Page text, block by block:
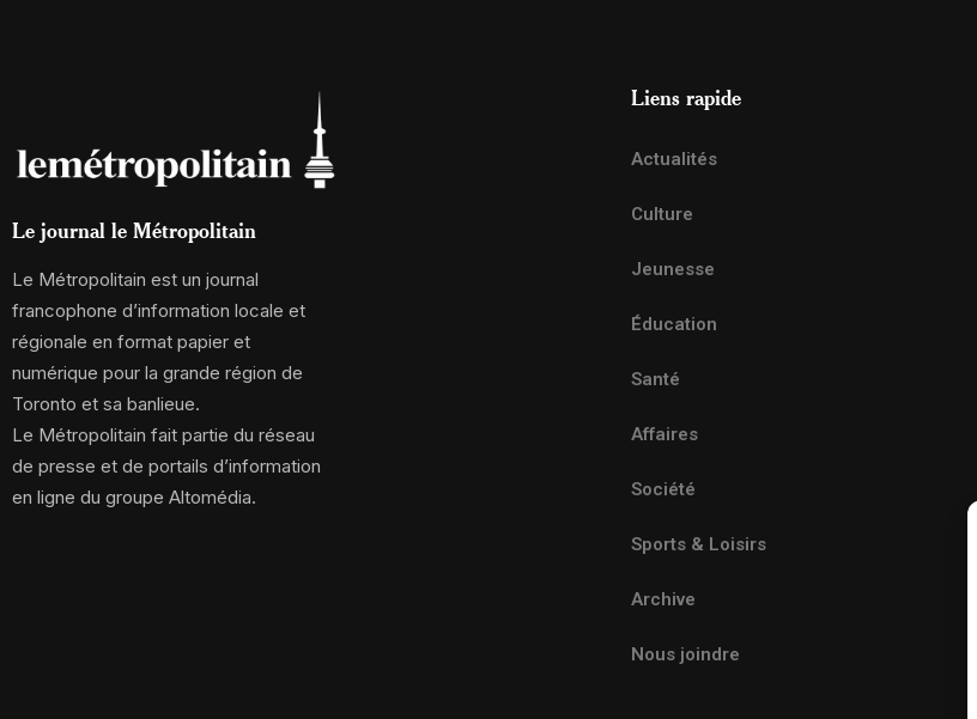
Le journal le Métropolitain
Le Métropolitain est un journal
francophone d’information locale et
régionale en format papier et
numérique pour la grande région de
Toronto et sa banlieue.
Le Métropolitain fait partie du réseau
de presse et de portails d’information
en ligne du groupe Altomédia.
Liens rapide
Actualités
Culture
Jeunesse
Éducation
Santé
Affaires
Société
Sports & Loisirs
Archive
Nous joindre